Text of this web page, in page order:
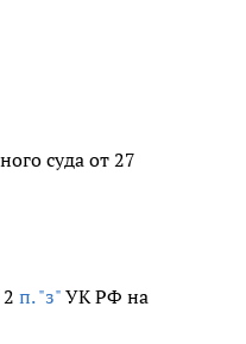
суда от 27
п. "з"УК РФ на